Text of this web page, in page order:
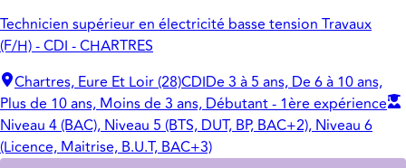
Technicien supérieur en électricité basse tension Travaux
(F/H) - CDI - CHARTRES
Chartres, Eure Et Loir (28)CDIDe 3 à 5 ans, De 6 à 10 ans,
Plus de 10 ans, Moins de 3 ans, Débutant - 1ère expérience
Niveau 4 (BAC), Niveau 5 (BTS, DUT, BP, BAC+2), Niveau 6
(Licence, Maitrise, B.U.T, BAC+3)